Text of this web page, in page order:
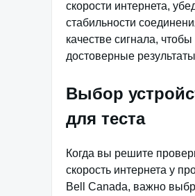
скорости интернета,
стабильности
качестве сигнала, чтобы
достоверные
Выбор
для теста
Когда вы решите
скорость интернета у
Bell Canada, важно